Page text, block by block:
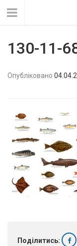
130-11-
Опубліковано
Поділитись: